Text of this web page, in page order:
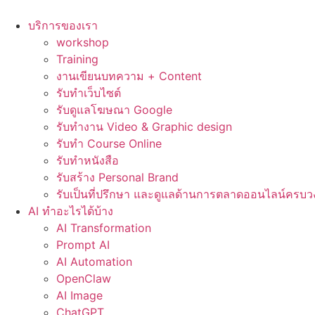
บริการของเรา
workshop
Training
งานเขียนบทความ + Content
รับทำเว็บไซต์
รับดูแลโฆษณา Google
รับทำงาน Video & Graphic design
รับทำ Course Online
รับทำหนังสือ
รับสร้าง Personal Brand
รับเป็นที่ปรึกษา และดูแลด้านการตลาดออนไลน์ครบว
AI ทำอะไรได้บ้าง
AI Transformation
Prompt AI
AI Automation
OpenClaw
AI Image
ChatGPT